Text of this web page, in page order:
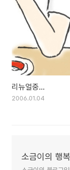
리뉴얼중...
2006.01.04
소금이의 행